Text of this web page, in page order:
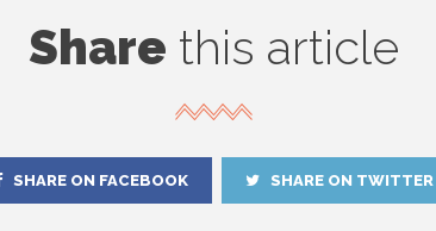
Share this article
SHARE ON FACEBOOK SHARE ON TWITTER